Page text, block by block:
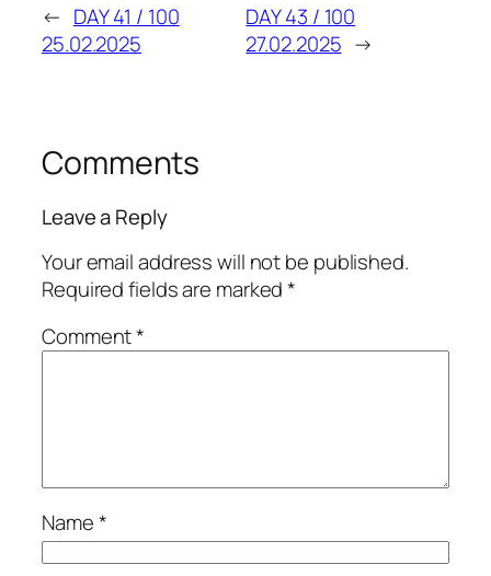
← DAY 41 / 100
25.02.2025
DAY 43 / 100
27.02.2025 →
Comments
Leave a Reply
Your email address will not be published.
Required fields are marked*
Comment*
Name*